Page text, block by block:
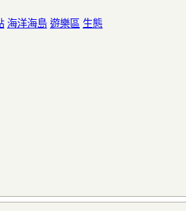
海洋海島 遊樂區 生態